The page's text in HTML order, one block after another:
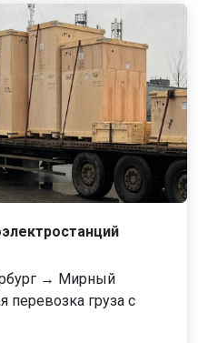
→ Мирный
перевозка груза с